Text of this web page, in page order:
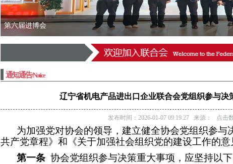
第六届进博会
通知通告/Notice
辽宁省机电产品进出口企业联合会党组织参与决
发布时间：2026-01-07 09:19:27 来源： 点击
为加强党对协会的领导，建立健全协会党组织参与
共产党章程》和《关于加强社会组织党的建设工作的
第一条 协会党组织参与决策重大事项，应坚持以